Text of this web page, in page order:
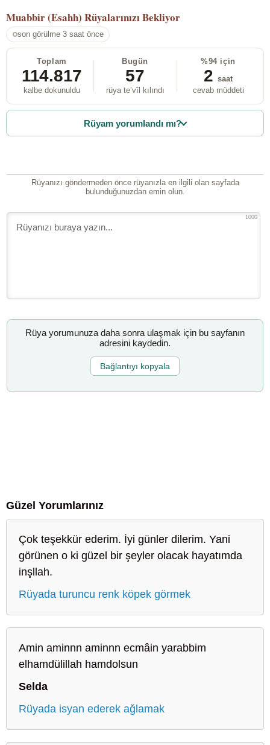
Muabbir (Esahh) Rüyalarınızı Bekliyor
son görülme 3 saat önce
Toplam
114.817
kalbe dokunuldu
Bugün
57
rüya te’vîl kılındı
%94 için
2 saat
cevab müddeti
Rüyam yorumlandı mı?
Rüyanızı göndermeden önce rüyanızla en ilgili olan sayfada
bulunduğunuzdan emin olun.
1000
Rüya yorumunuza daha sonra ulaşmak için bu sayfanın
adresini kaydedin.
Bağlantıyı kopyala
Güzel Yorumlarınız
Çok teşekkür ederim. İyi günler dilerim. Yani
görünen o ki güzel bir şeyler olacak hayatımda
inşllah.
Rüyada turuncu renk köpek görmek
Amin aminnn aminnn ecmâin yarabbim
elhamdülillah hamdolsun
Selda
Rüyada isyan ederek ağlamak